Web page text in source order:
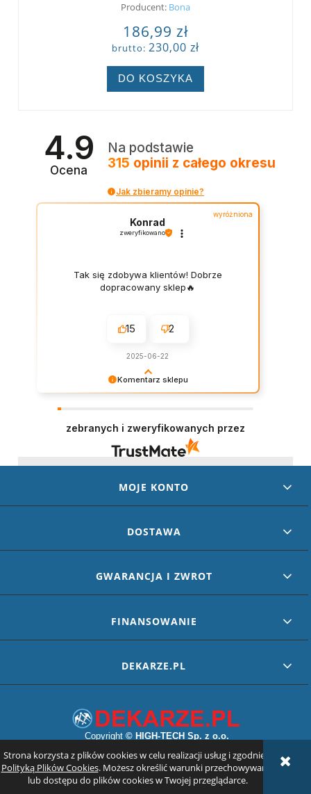
Strona korzysta z plików cookies w celu realizacji usług i zgodnie z
Polityką Plików Cookies. Możesz określić warunki przechowywania
lub dostępu do plików cookies w Twojej przeglądarce.
Producent: Bona
186,99 zł
brutto: 230,00 zł
DO KOSZYKA
4.9
Ocena
Na podstawie
315 opinii z całego okresu
Jak zbieramy opinie?
Komentarz sklepu
słowo od naszych klientów. Staramy się
codziennie spełniać oczekiwania kupujących.
Będzie nam miło gościć Cię ponownie!
wyróżniona
Konrad
zweryfikowano
Tak się zdobywa klientów! Dobrze
dopracowany sklep🔥
15 2
2025-06-22
zebranych i zweryfikowanych przez
MOJE KONTO
DOSTAWA
GWARANCJA I ZWROT
FINANSOWANIE
DEKARZE.PL
Copyright © HIGH-TECH Sp. z o.o.
POKAŻ PEŁNĄ WERSJĘ STRONY
Sklep internetowy Shoper.pl